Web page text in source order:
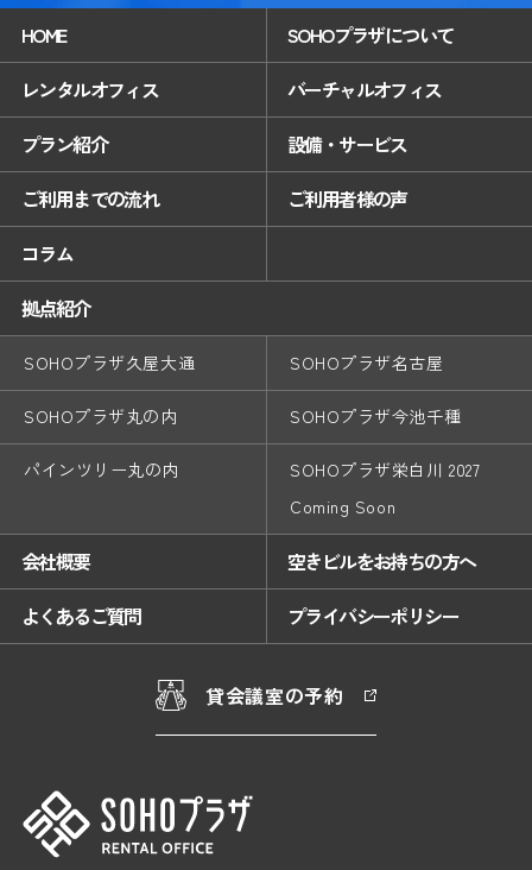
貸会議室の予約
HOME
SOHOプラザについて
レンタルオフィス
バーチャルオフィス
プラン紹介
設備・サービス
ご利用までの流れ
ご利用者様の声
コラム
拠点紹介
SOHOプラザ久屋大通 SOHOプラザ名古屋
SOHOプラザ丸の内 SOHOプラザ今池千種
パインツリー丸の内
SOHOプラザ栄白川 2027
Coming Soon
会社概要
空きビルをお持ちの方へ
よくあるご質問
プライバシーポリシー